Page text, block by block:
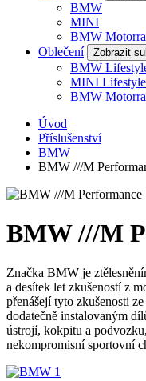
BMW
MINI
BMW
Oblečení
Zobrazit
BMW
MINI Lifestyle
BMW
Úvod
Příslušenství
BMW
BMW ///M
BMW ///M
Značka BMW je
a desítek let zkušeností z
přenášejí tyto zkušenosti
dodatečně instalovaným
ústrojí, kokpitu a
nekompromisní sportovní